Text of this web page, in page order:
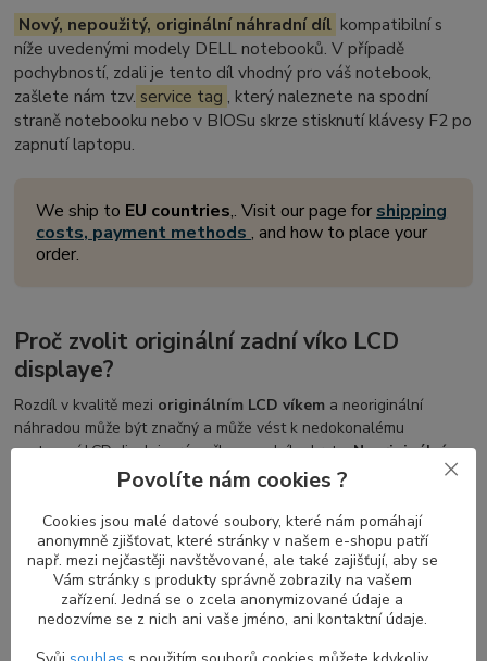
Nový, nepoužitý, originální náhradní díl kompatibilní s
níže uvedenými modely DELL notebooků. V případě
pochybností, zdali je tento díl vhodný pro váš notebook,
zašlete nám tzv. service tag , který naleznete na spodní
straně notebooku nebo v BIOSu skrze stisknutí klávesy F2 po
zapnutí laptopu.
We ship to EU countries,. Visit our page for shipping
costs, payment methods, and how to place your
order.
Proč zvolit originální zadní víko LCD
displaye?
Rozdíl v kvalitě mezi originálním LCD víkem a neoriginální
náhradou může být značný a může vést k nedokonalému
sestavení LCD displeje, rámečku a zadního krytu.Neoriginální
mohou mít problémy jako nepřesná barva, chybějící
správnou kompletaci s ostatními částmi sestavy displeje.
Správná volba zadního víka LCD displaye
pro váš notebook
Povolíte nám cookies ?
Cookies jsou malé datové soubory, které nám pomáhají
anonymně zjišťovat, které stránky v našem e-shopu patří
např. mezi nejčastěji navštěvované, ale také zajišťují, aby se
Vám stránky s produkty správně zobrazily na vašem
zařízení. Jedná se o zcela anonymizované údaje a
nedozvíme se z nich ani vaše jméno, ani kontaktní údaje.